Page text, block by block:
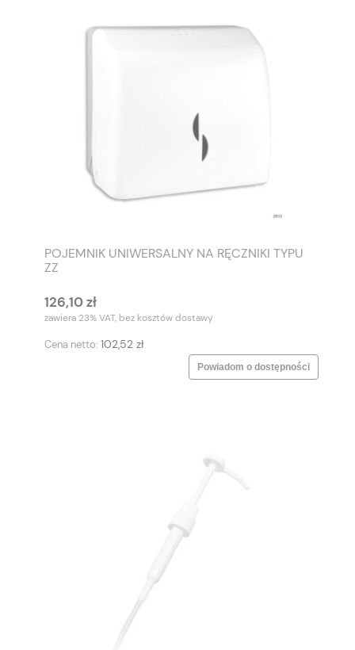
POJEMNIK UNIWERSALNY NA RĘCZNIKI TYPU
ZZ
126,10 zł
zawiera 23% VAT, bez kosztów dostawy
Cena netto: 102,52 zł
Powiadom o dostępności